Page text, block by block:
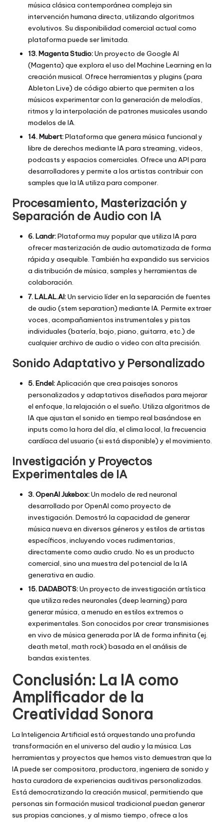
música clásica contemporánea compleja sin
intervención humana directa, utilizando algoritmos
evolutivos. Su disponibilidad comercial actual como
plataforma puede ser limitada.
13. Magenta Studio:Un proyecto de Google AI
(Magenta) que explora el uso del Machine Learning en la
creación musical. Ofrece herramientas y plugins (para
Ableton Live) de código abierto que permiten a los
músicos experimentar con la generación de melodías,
ritmos y la interpolación de patrones musicales usando
modelos de IA.
14. Mubert:Plataforma que genera música funcional y
libre de derechos mediante IA para streaming, videos,
podcasts y espacios comerciales. Ofrece una API para
desarrolladores y permite a los artistas contribuir con
samples que la IA utiliza para componer.
Procesamiento, Masterización y
Separación de Audio con IA
6. Landr:Plataforma muy popular que utiliza IA para
ofrecer masterización de audio automatizada de forma
rápida y asequible. También ha expandido sus servicios
a distribución de música, samples y herramientas de
colaboración.
7. LALAL.AI:Un servicio líder en la separación de fuentes
de audio (stem separation) mediante IA. Permite extraer
voces, acompañamientos instrumentales y pistas
individuales (batería, bajo, piano, guitarra, etc.) de
cualquier archivo de audio o video con alta precisión.
Sonido Adaptativo y Personalizado
5. Endel: Aplicación que crea paisajes sonoros
personalizados y adaptativos diseñados para mejorar
el enfoque, la relajación o el sueño. Utiliza algoritmos de
IA que ajustan el sonido en tiempo real basándose en
inputs como la hora del día, el clima local, la frecuencia
cardíaca del usuario (si está disponible) y el movimiento.
Investigación y Proyectos
Experimentales de IA
3. OpenAI Jukebox:Un modelo de red neuronal
desarrollado por OpenAI como proyecto de
investigación. Demostró la capacidad de generar
música nueva en diversos géneros y estilos de artistas
específicos, incluyendo voces rudimentarias,
directamente como audio crudo. No es un producto
comercial, sino una muestra del potencial de la IA
generativa en audio.
15. DADABOTS:Un proyecto de investigación artística
que utiliza redes neuronales (deep learning) para
generar música, a menudo en estilos extremos o
experimentales. Son conocidos por crear transmisiones
en vivo de música generada por IA de forma infinita (ej.
death metal, math rock) basada en el análisis de
bandas existentes.
Conclusión: La IA como
Amplificador de la
Creatividad Sonora
La Inteligencia Artificial está orquestando una profunda
transformación en el universo del audio y la música. Las
herramientas y proyectos que hemos visto demuestran que la
IA puede ser compositora, productora, ingeniera de sonido y
hasta curadora de experiencias auditivas personalizadas.
Está democratizando la creación musical, permitiendo que
personas sin formación musical tradicional puedan generar
sus propias canciones, y al mismo tiempo, ofrece a los